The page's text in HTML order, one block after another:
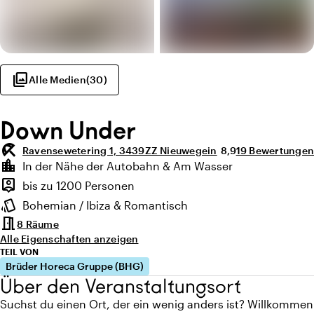
photo_libraryAlle Medien(30)
Down Under
beach_access Ravensewetering 1, 3439ZZ Nieuwegein Durchschnittliche
8,9Anzahl der
19 Bewertungen
Highlights
location_city
Lage und Umgebung
In der Nähe der Autobahn & Am Wasser
person_pin
Kapazität
bis zu 1200 Personen
style
Ambiente
Bohemian / Ibiza & Romantisch
meeting_room8 Räume
Alle Eigenschaften anzeigen
TEIL VON
Brüder Horeca Gruppe (BHG)
Über den Veranstaltungsort
Suchst du einen Ort, der ein wenig anders ist? Willkommen